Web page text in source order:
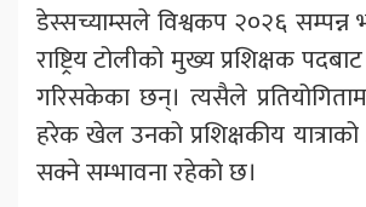
डेस्सच्याम्सले विश्वकप २०२६ सम्पन्न
राष्ट्रिय टोलीको मुख्य प्रशिक्षक
गरिसकेका छन्। त्यसैले
हरेक खेल उनको प्रशिक्षकीय
सक्ने सम्भावना रहेको छ।